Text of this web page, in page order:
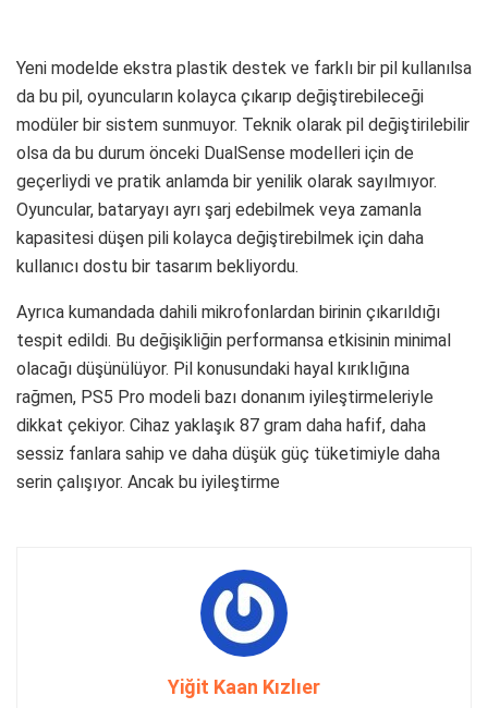
Yeni modelde ekstra plastik destek ve farklı bir pil kullanılsa
da bu pil, oyuncuların kolayca çıkarıp değiştirebileceği
modüler bir sistem sunmuyor. Teknik olarak pil değiştirilebilir
olsa da bu durum önceki DualSense modelleri için de
geçerliydi ve pratik anlamda bir yenilik olarak sayılmıyor.
Oyuncular, bataryayı ayrı şarj edebilmek veya zamanla
kapasitesi düşen pili kolayca değiştirebilmek için daha
kullanıcı dostu bir tasarım bekliyordu.
Ayrıca kumandada dahili mikrofonlardan birinin çıkarıldığı
tespit edildi. Bu değişikliğin performansa etkisinin minimal
olacağı düşünülüyor. Pil konusundaki hayal kırıklığına
rağmen, PS5 Pro modeli bazı donanım iyileştirmeleriyle
dikkat çekiyor. Cihaz yaklaşık 87 gram daha hafif, daha
sessiz fanlara sahip ve daha düşük güç tüketimiyle daha
serin çalışıyor. Ancak bu iyileştirme
Yiğit Kaan Kızlıer